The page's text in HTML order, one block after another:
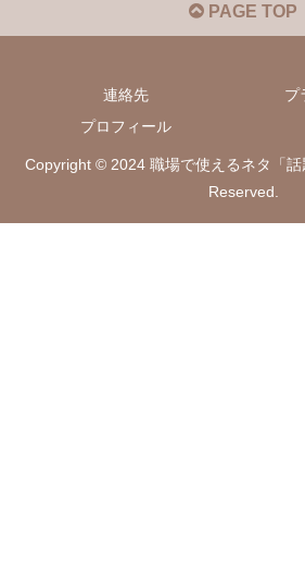
PAGE TOP
連絡先
プ
プロフィール
Copyright © 2024 職場で使えるネタ「
Reserved.